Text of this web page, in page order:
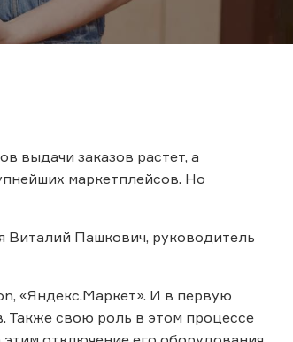
выдачи заказов растет, а
маркетплейсов. Но
Виталий Пашкович, руководитель
«Яндекс.Маркет». И в первую
Также свою роль в этом процессе